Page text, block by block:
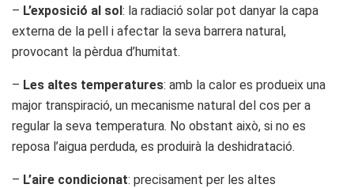
– L’exposició al sol: la radiació solar pot danyar la capa
externa de la pell i afectar la seva barrera natural,
provocant la pèrdua d’humitat.
– Les altes temperatures: amb la calor es produeix una
major transpiració, un mecanisme natural del cos per a
regular la seva temperatura. No obstant això, si no es
reposa l’aigua perduda, es produirà la deshidratació.
– L’aire condicionat: precisament per les altes